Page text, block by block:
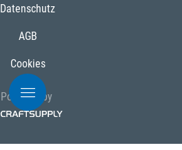
Datenschutz
AGB
Cookies
Powered by